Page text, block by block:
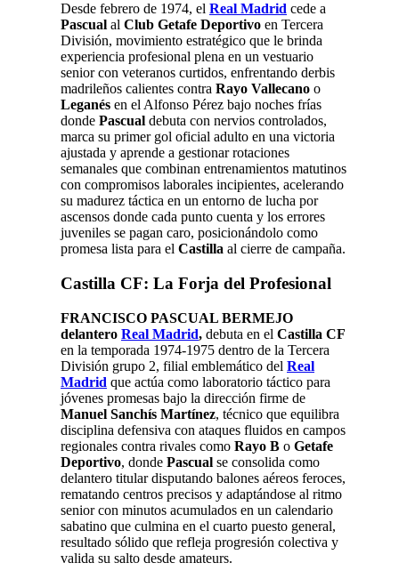
Desde febrero de 1974, el Real Madrid cede a
Pascual al Club Getafe Deportivo en Tercera
División, movimiento estratégico que le brinda
experiencia profesional plena en un vestuario
senior con veteranos curtidos, enfrentando derbis
madrileños calientes contra Rayo Vallecano o
Leganés en el Alfonso Pérez bajo noches frías
donde Pascual debuta con nervios controlados,
marca su primer gol oficial adulto en una victoria
ajustada y aprende a gestionar rotaciones
semanales que combinan entrenamientos matutinos
con compromisos laborales incipientes, acelerando
su madurez táctica en un entorno de lucha por
ascensos donde cada punto cuenta y los errores
juveniles se pagan caro, posicionándolo como
promesa lista para el Castilla al cierre de campaña.
Castilla CF: La Forja del Profesional
FRANCISCO PASCUAL BERMEJO
delantero Real Madrid, debuta en el Castilla CF
en la temporada 1974-1975 dentro de la Tercera
División grupo 2, filial emblemático del Real
Madrid que actúa como laboratorio táctico para
jóvenes promesas bajo la dirección firme de
Manuel Sanchís Martínez, técnico que equilibra
disciplina defensiva con ataques fluidos en campos
regionales contra rivales como Rayo B o Getafe
Deportivo, donde Pascual se consolida como
delantero titular disputando balones aéreos feroces,
rematando centros precisos y adaptándose al ritmo
senior con minutos acumulados en un calendario
sabatino que culmina en el cuarto puesto general,
resultado sólido que refleja progresión colectiva y
valida su salto desde amateurs.